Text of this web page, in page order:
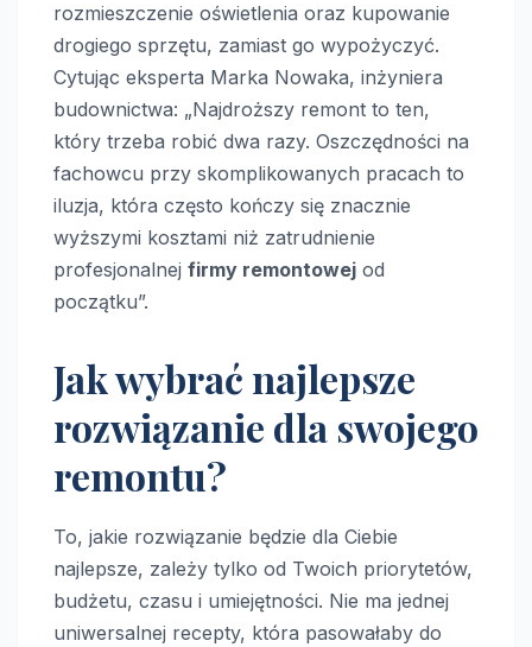
rozmieszczenie oświetlenia oraz kupowanie
drogiego sprzętu, zamiast go wypożyczyć.
Cytując eksperta Marka Nowaka, inżyniera
budownictwa: „Najdroższy remont to ten,
który trzeba robić dwa razy. Oszczędności na
fachowcu przy skomplikowanych pracach to
iluzja, która często kończy się znacznie
wyższymi kosztami niż zatrudnienie
profesjonalnej firmy remontowej od
początku”.
Jak wybrać najlepsze
rozwiązanie dla swojego
remontu?
To, jakie rozwiązanie będzie dla Ciebie
najlepsze, zależy tylko od Twoich priorytetów,
budżetu, czasu i umiejętności. Nie ma jednej
uniwersalnej recepty, która pasowałaby do